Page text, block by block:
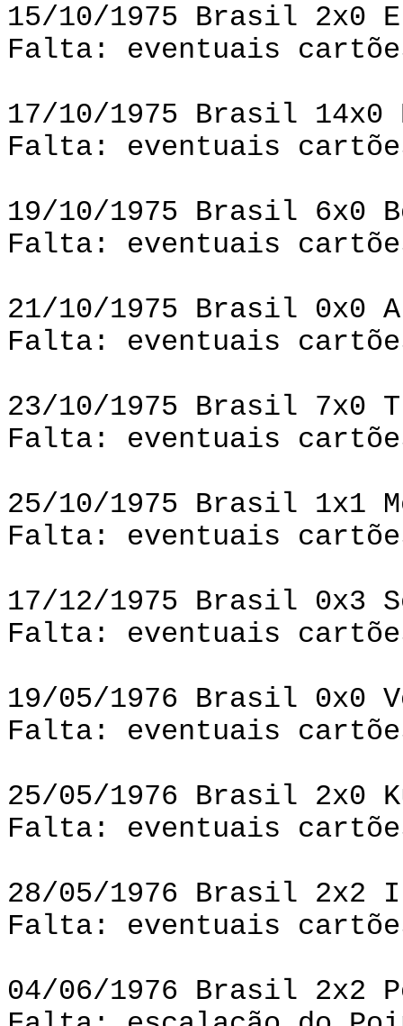
15/10/1975 Brasil 2x0
Falta: eventuais
17/10/1975 Brasil 14x0
Falta: eventuais
19/10/1975 Brasil 6x0
Falta: eventuais
21/10/1975 Brasil 0x0
Falta: eventuais
23/10/1975 Brasil 7x0
Falta: eventuais
25/10/1975 Brasil 1x1
Falta: eventuais
17/12/1975 Brasil 0x3
Falta: eventuais
19/05/1976 Brasil 0x0
Falta: eventuais
25/05/1976 Brasil 2x0
Falta: eventuais
28/05/1976 Brasil 2x2
Falta: eventuais
04/06/1976 Brasil 2x2